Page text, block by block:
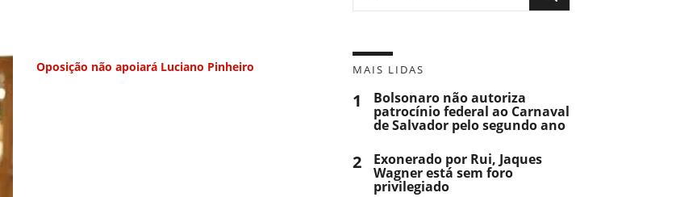
Oposição não apoiará Luciano Pinheiro MAIS LIDAS
1 Bolsonaro não autoriza
patrocínio federal ao Carnaval
de Salvador pelo segundo ano
2 Exonerado por Rui, Jaques
Wagner está sem foro
privilegiado